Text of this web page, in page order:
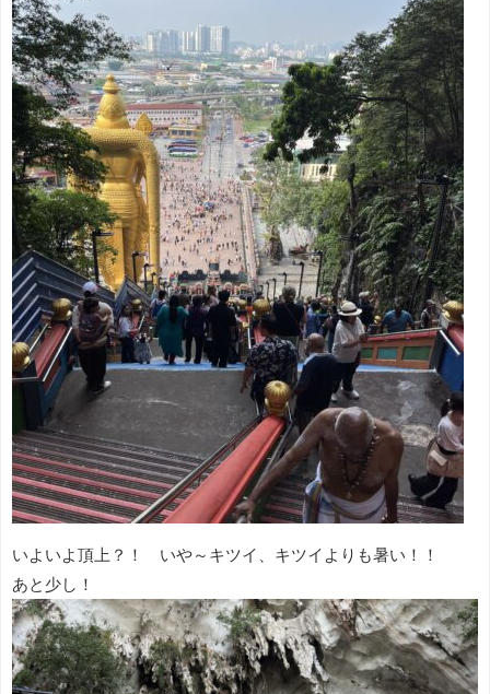
いよいよ頂上？！ いや～キツイ、キツイよりも暑い！！
あと少し！